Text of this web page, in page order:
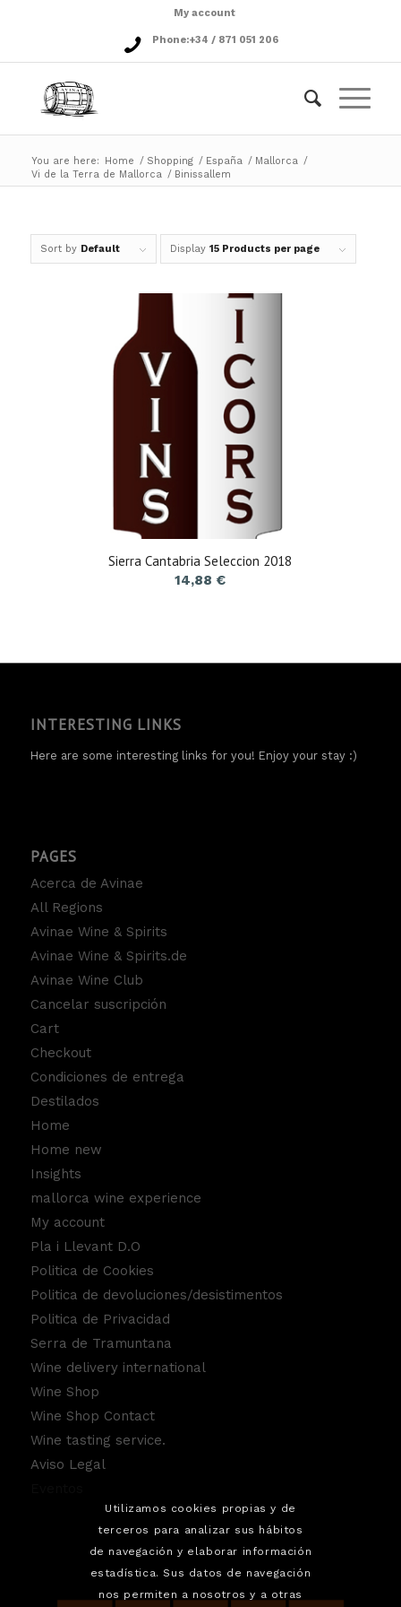
My account
Phone:+34 / 871 051 206
You are here: Home / Shopping / España / Mallorca /
Vi de la Terra de Mallorca / Binissallem
Sort by Default Display 15 Products per page
Sierra Cantabria Seleccion 2018
14,88€
INTERESTING LINKS
Here are some interesting links for you! Enjoy your stay :)
PAGES
Acerca de Avinae
All Regions
Avinae Wine & Spirits
Avinae Wine & Spirits.de
Avinae Wine Club
Cancelar suscripción
Cart
Checkout
Condiciones de entrega
Destilados
Home
Home new
Insights
mallorca wine experience
My account
Pla i Llevant D.O
Politica de Cookies
Politica de devoluciones/desistimentos
Politica de Privacidad
Serra de Tramuntana
Wine delivery international
Wine Shop
Wine Shop Contact
Wine tasting service.
Aviso Legal
Utilizamos cookies propias y de
terceros para analizar sus hábitos
de navegación y elaborar información
estadística. Sus datos de navegación
nos permiten a nosotros y a otras